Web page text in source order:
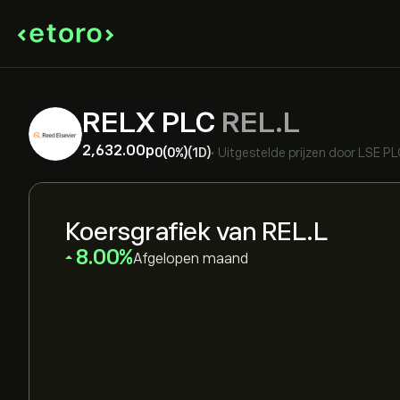
RELX PLC REL.L
2,632.00‎p‎0(0%)(1D)• Uitgestelde prijzen door LSE
Koersgrafiek van REL.L
‎8.00‎ Afgelopen maand